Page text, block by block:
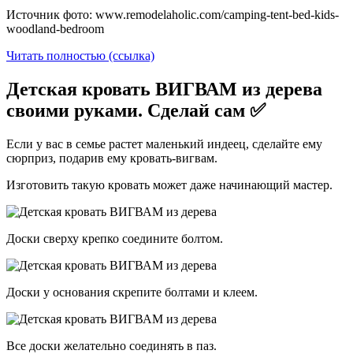
Источник фото: www.remodelaholic.com/camping-tent-bed-kids-
woodland-bedroom
Читать полностью (ссылка)
Детская кровать ВИГВАМ из дерева
своими руками. Сделай сам ✅
Если у вас в семье растет маленький индеец, сделайте ему
сюрприз, подарив ему кровать-вигвам.
Изготовить такую кровать может даже начинающий мастер.
Доски сверху крепко соедините болтом.
Доски у основания скрепите болтами и клеем.
Все доски желательно соединять в паз.